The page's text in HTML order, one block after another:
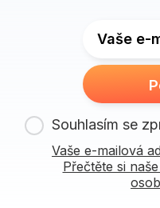
Vaše e-
Souhlasím se
Vaše e-mailová
Přečtěte si